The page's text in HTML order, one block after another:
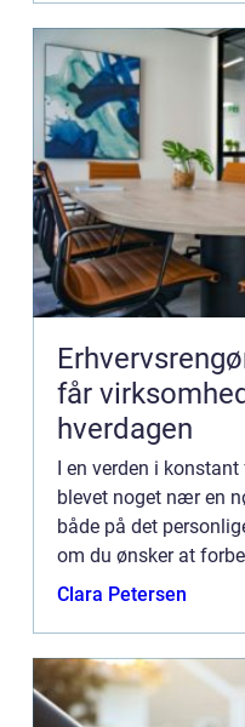
får
hverdagen
I en verden i
blevet noget nær en
både på det
om du ønsker at
udvide dit ken...
Clara Petersen